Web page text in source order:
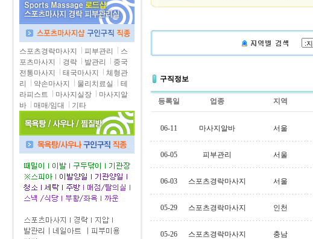
스포츠경락마사지 피부관리
스
포츠마사지
경락 발관리
중국
전통마사지
태국마사지
체형관
리
약손마사지 물리치료실
테
라피스트
마사지실장
마사지알
바
매매/임대 기타
구직정보
등록일 업종 지역
06-11 마사지알바 서울
06-05 피부관리 서울
06-03 스포츠경락마사지 서울
05-29 스포츠경락마사지 인천
05-26 스포츠경락마사지 충남